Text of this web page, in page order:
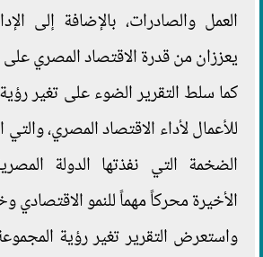
العمل والصادرات، بالإضافة إلى
يعززان من قدرة الاقتصاد المصري
كما سلط التقرير الضوء على تغير
للأعمال لأداء الاقتصاد المصري،
الضخمة التي نفذتها الدولة
الأخيرة محركاً مهماً للنمو
واستعرض التقرير تغير رؤية